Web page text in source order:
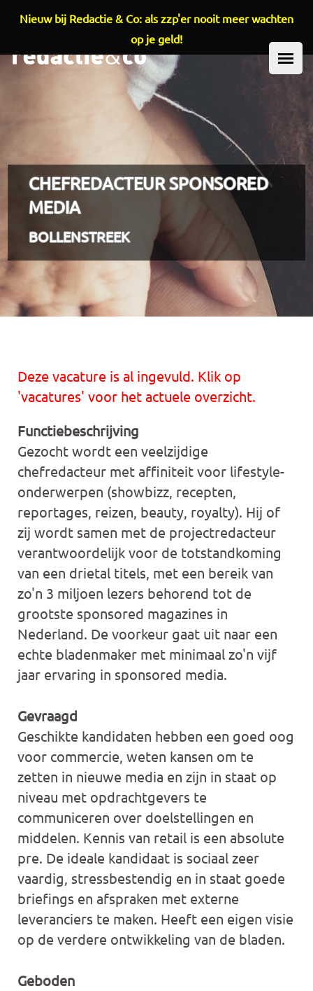
Overslaan en naar de inhoud gaan
HOOFDMENU
CHEFREDACTEUR SPONSORED
MEDIA
BOLLENSTREEK
Deze vacature is al ingevuld. Klik op
'vacatures' voor het actuele overzicht.
Functiebeschrijving
Gezocht wordt een veelzijdige
chefredacteur met affiniteit voor lifestyle-
onderwerpen (showbizz, recepten,
reportages, reizen, beauty, royalty). Hij of
zij wordt samen met de projectredacteur
verantwoordelijk voor de totstandkoming
van een drietal titels, met een bereik van
zo'n 3 miljoen lezers behorend tot de
grootste sponsored magazines in
Nederland. De voorkeur gaat uit naar een
echte bladenmaker met minimaal zo'n vijf
jaar ervaring in sponsored media.
Gevraagd
Geschikte kandidaten hebben een goed oog
voor commercie, weten kansen om te
zetten in nieuwe media en zijn in staat op
niveau met opdrachtgevers te
communiceren over doelstellingen en
middelen. Kennis van retail is een absolute
pre. De ideale kandidaat is sociaal zeer
vaardig, stressbestendig en in staat goede
briefings en afspraken met externe
leveranciers te maken. Heeft een eigen visie
op de verdere ontwikkeling van de bladen.
Geboden
Nieuw bij Redactie & Co: als zzp'er nooit meer wachten
op je geld!